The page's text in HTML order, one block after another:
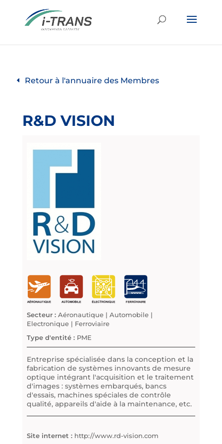
Retour à l'annuaire des Membres
R&D VISION
Secteur : Aéronautique | Automobile |
Electronique | Ferroviaire
Type d'entité : PME
Entreprise spécialisée dans la conception et la
fabrication de systèmes innovants de mesure
optique intégrant l'acquisition et le traitement
d'images : systèmes embarqués, bancs
d'essais, machines spéciales de contrôle
qualité, appareils d'aide à la maintenance, etc.
Site internet : http://www.rd-vision.com